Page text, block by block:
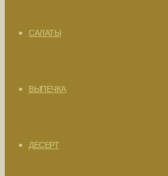
САЛАТЫ
ВЫПЕЧКА
ДЕСЕРТ